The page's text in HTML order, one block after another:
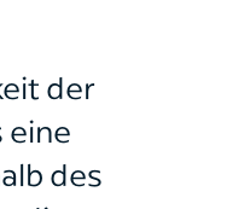
der
eine
des